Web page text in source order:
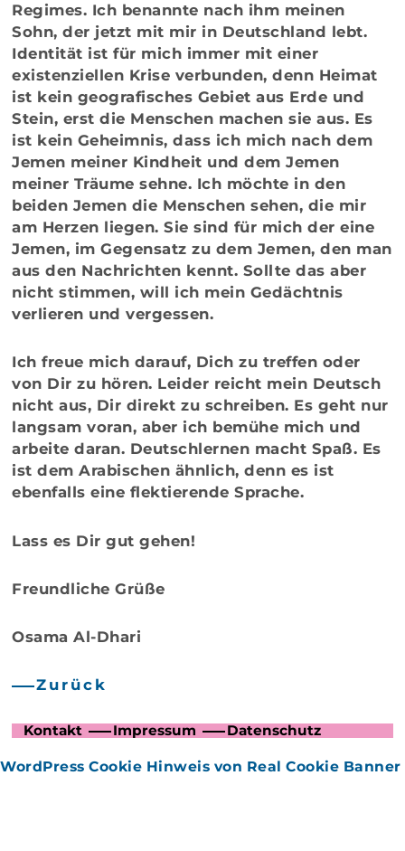
Regimes. Ich benannte nach ihm meinen
Sohn, der jetzt mit mir in Deutschland lebt.
Identität ist für mich immer mit einer
existenziellen Krise verbunden, denn Heimat
ist kein geografisches Gebiet aus Erde und
Stein, erst die Menschen machen sie aus. Es
ist kein Geheimnis, dass ich mich nach dem
Jemen meiner Kindheit und dem Jemen
meiner Träume sehne. Ich möchte in den
beiden Jemen die Menschen sehen, die mir
am Herzen liegen. Sie sind für mich der eine
Jemen, im Gegensatz zu dem Jemen, den man
aus den Nachrichten kennt. Sollte das aber
nicht stimmen, will ich mein Gedächtnis
verlieren und vergessen.
Ich freue mich darauf, Dich zu treffen oder
von Dir zu hören. Leider reicht mein Deutsch
nicht aus, Dir direkt zu schreiben. Es geht nur
langsam voran, aber ich bemühe mich und
arbeite daran. Deutschlernen macht Spaß. Es
ist dem Arabischen ähnlich, denn es ist
ebenfalls eine flektierende Sprache.
Lass es Dir gut gehen!
Freundliche Grüße
Osama Al-Dhari
Zurück
Kontakt Impressum Datenschutz
WordPress Cookie Hinweis von Real Cookie Banner